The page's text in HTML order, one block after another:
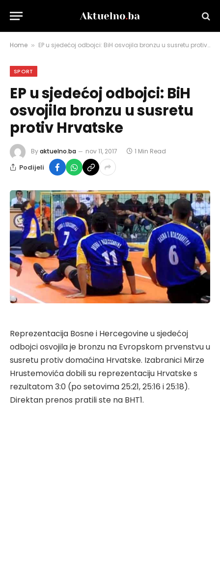
Home » EP u sjedećoj odbojci: BiH osvojila bronzu u susretu protiv Hrvatske
SPORT
EP u sjedećoj odbojci: BiH
osvojila bronzu u susretu
protiv Hrvatske
Byaktuelno.ba nov 11, 2017 1 Min Read
Podijeli
Reprezentacija Bosne i Hercegovine u sjedećoj
odbojci osvojila je bronzu na Evropskom prvenstvu u
susretu protiv domaćina Hrvatske. Izabranici Mirze
Hrustemovića dobili su reprezentaciju Hrvatske s
rezultatom 3:0 (po setovima 25:21, 25:16 i 25:18).
Direktan prenos pratili ste na BHT1.